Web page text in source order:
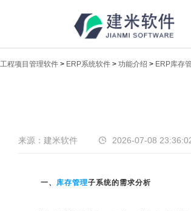
工程项目管理软件 > ERP系统软件 > 功能介绍 > ERP库存
来源：建米软件 2026-07-08
一、 库存管理子系统的需求分析